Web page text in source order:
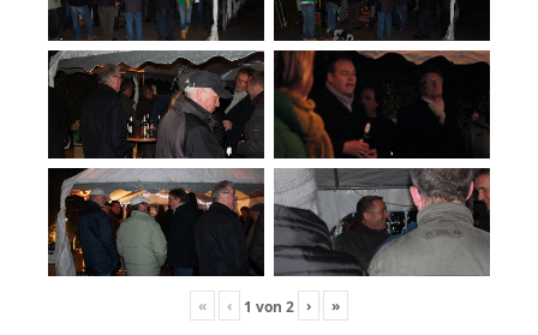
« ‹ 1 von 2 › »